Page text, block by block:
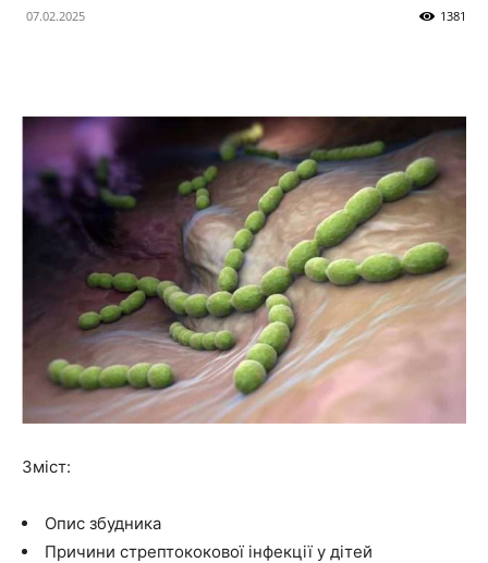
07.02.2025 1381
Зміст:
Опис збудника
Причини стрептококової інфекції у дітей